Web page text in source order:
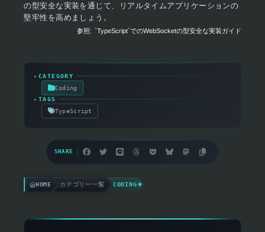
の型安全な実装を通じて、リアルタイムアプリケーションの
堅牢性を高めましょう。
参照: `TypeScript`でのWebSocketの型安全な実装ガイド
▸ CATEGORY
Coding
▸ TAGS
TypeScript
SHARE
HOME カテゴリー一覧 CODING